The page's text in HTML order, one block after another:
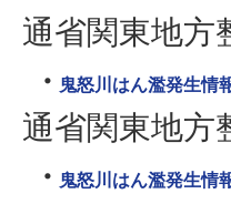
通省関東地方
鬼怒川はん濫発生情
通省関東地方
鬼怒川はん濫発生情